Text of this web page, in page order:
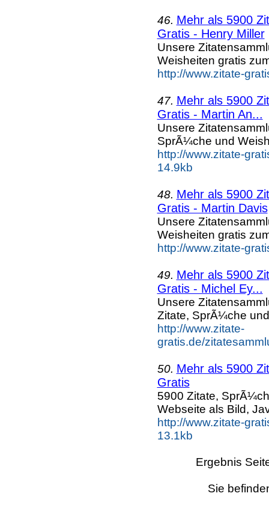
46. Mehr als 5900
Gratis - Henry Miller
Unsere
Weisheiten gratis
http://www.zitate-
47. Mehr als 5900
Gratis - Martin An...
Unsere
SprÃ¼che und
http://www.zitate-
14.9kb
48. Mehr als 5900
Gratis - Martin Davis
Unsere
Weisheiten gratis
http://www.zitate-
49. Mehr als 5900
Gratis - Michel Ey...
Unsere
Zitate, SprÃ¼che
http://www.zitate-
gratis.de/
50. Mehr als 5900
Gratis
5900 Zitate,
Webseite als Bild,
http://www.zitate-
13.1kb
Ergebnis
Sie